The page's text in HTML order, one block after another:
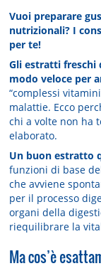
Vuoi preparare
nutrizionali? I
per te!
Gli estratti freschi
modo veloce per
“complessi
malattie. Ecco
chi a volte non ha
elaborato.
Un buon estratto
funzioni di base
che avviene
per il processo
organi della
riequilibrare la
Ma cos’è